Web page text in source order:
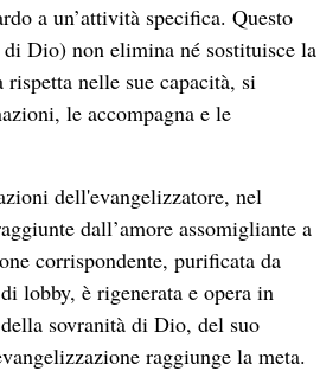
a un’attività specifica. Questo
Dio) non elimina né sostituisce la
nelle sue capacità, si
le accompagna e le
dell'evangelizzatore, nel
dall’amore assomigliante a
corrispondente, purificata da
lobby, è rigenerata e opera in
sovranità di Dio, del suo
raggiunge la meta.